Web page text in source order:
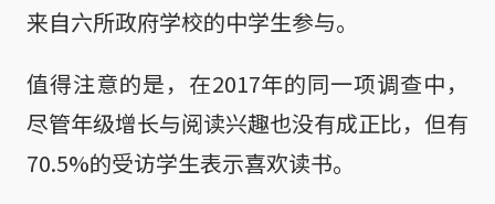
来自六所政府学校的中学生参与。
值得注意的是，在2017年的同一项调查中，
尽管年级增长与阅读兴趣也没有成正比，但有
70.5%的受访学生表示喜欢读书。